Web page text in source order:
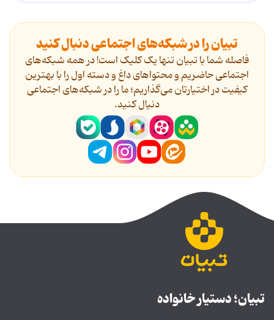
تبیان را در شبکه‌های اجتماعی دنبال کنید
فاصله شما با تبیان تنها یک کلیک است! در همه شبکه‌های
اجتماعی حاضریم و محتواهای داغ و دسته اول را با بهترین
کیفیت در اختیارتان می‌گذاریم؛ ما را در شبکه‌های اجتماعی
دنیال کنید.
تبیان؛ دستیار خانواده